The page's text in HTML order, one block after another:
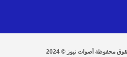
محفوظة أصوات نيوز © 2024